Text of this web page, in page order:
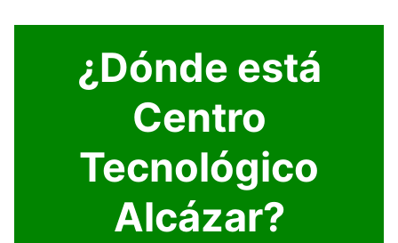
¿Dónde está
Centro
Tecnológico
Alcázar?